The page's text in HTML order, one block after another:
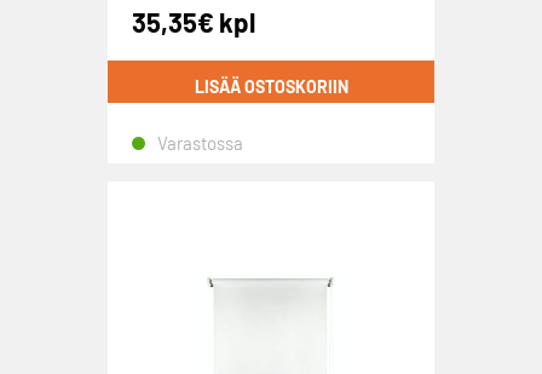
35,35€ kpl
LISÄÄ OSTOSKORIIN
Varastossa